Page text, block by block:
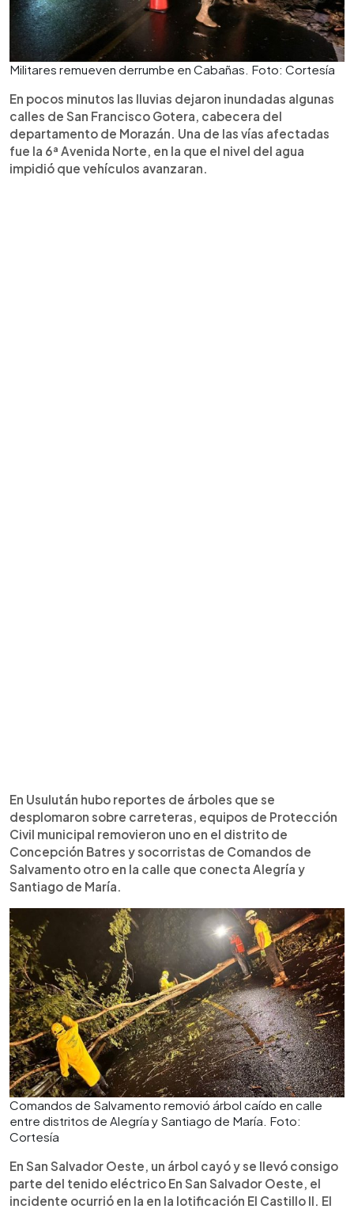
Militares remueven derrumbe en Cabañas. Foto: Cortesía
En pocos minutos las lluvias dejaron inundadas algunas
calles de San Francisco Gotera, cabecera del
departamento de Morazán. Una de las vías afectadas
fue la 6ª Avenida Norte, en la que el nivel del agua
impidió que vehículos avanzaran.
En Usulután hubo reportes de árboles que se
desplomaron sobre carreteras, equipos de Protección
Civil municipal removieron uno en el distrito de
Concepción Batres y socorristas de Comandos de
Salvamento otro en la calle que conecta Alegría y
Santiago de María.
Comandos de Salvamento removió árbol caído en calle
entre distritos de Alegría y Santiago de María. Foto:
Cortesía
En San Salvador Oeste, un árbol cayó y se llevó consigo
parte del tenido eléctrico En San Salvador Oeste, el
incidente ocurrió en la en la lotificación El Castillo II. El